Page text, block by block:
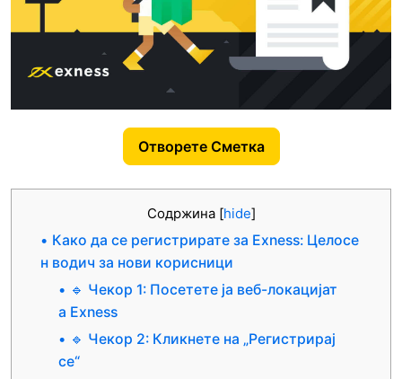
Отворете Сметка
Содржина [hide]
Како да се регистрирате за Exness: Целосе
н водич за нови корисници
🔹 Чекор 1: Посетете ја веб-локацијат
а Exness
🔹 Чекор 2: Кликнете на „Регистрирај
се“